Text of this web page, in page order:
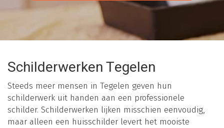
Schilderwerken Tegelen
Steeds meer mensen in Tegelen geven hun
schilderwerk uit handen aan een professionele
schilder. Schilderwerken lijken misschien eenvoudig,
maar alleen een huisschilder levert het mooiste